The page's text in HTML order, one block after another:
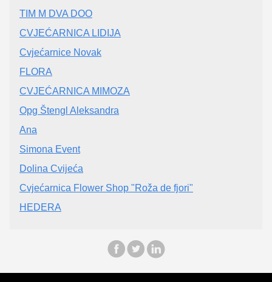
TIM M DVA DOO
CVJEĆARNICA LIDIJA
Cvjećarnice Novak
FLORA
CVJEĆARNICA MIMOZA
Opg Štengl Aleksandra
Ana
Simona Event
Dolina Cvijeća
Cvjećarnica Flower Shop "Roža de fjori"
HEDERA